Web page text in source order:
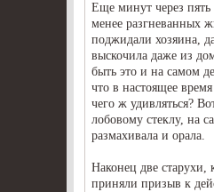
Еще минут через пять
менее разгневанных
поджидали хозяина,
выскочила даже из
быть это и на самом
что в настоящее
чего ж удивляться?
лобовому стеклу, на
размахивала и орала.
Наконец две
приняли призыв к